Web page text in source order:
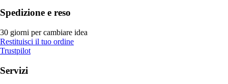
Spedizione e reso
30 giorni per cambiare idea
Restituisci il tuo ordine
Trustpilot
Servizi